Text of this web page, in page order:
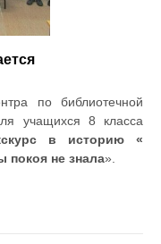
по библиотечной
учащихся 8 класса
в историю «
покоя не знала».